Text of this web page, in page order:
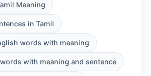
Meaning
in Tamil
words with meaning
with meaning and sentence